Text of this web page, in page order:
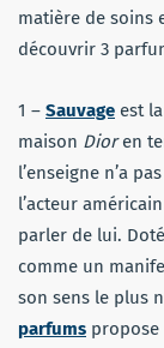
matière de soins
découvrir 3
1 – Sauvage est
maison Dioren
l’enseigne n’a
l’acteur
parler de lui.
comme un
son sens le plus
parfums propose